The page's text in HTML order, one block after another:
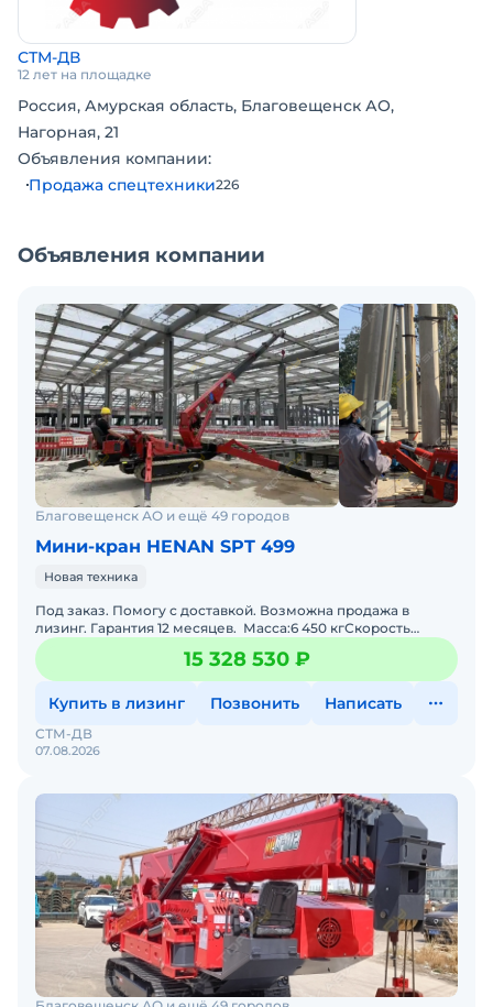
Скорость подъема:0-10 м/мин
Время выдвижения телескопической стрелы:13 с
СТМ-ДВ
12 лет на площадке
Россия, Амурская область, Благовещенск АО,
Нагорная, 21
Объявления компании:
Продажа спецтехники226
Объявления компании
Благовещенск АО и ещё 49 городов
Мини-кран HENAN SPT 499
Новая техника
Под заказ. Помогу с доставкой. Возможна продажа в
лизинг. Гарантия 12 месяцев. Масса:6 450 кгСкорость
движения:0-2,5 км/чДлина стрелы:5050-17000 ммРасход
15 328 530 ₽
Купить в лизинг Позвонить Написать
07.08.2026
СТМ-ДВ